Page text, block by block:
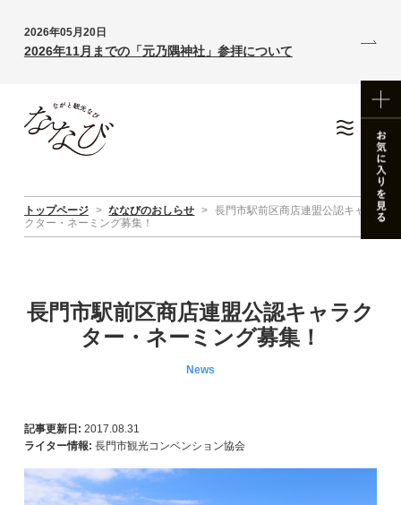
2026年05月20日
2026年11月までの「元乃隅神社」参拝について
トップページ > ななびのおしらせ > 長門市駅前区商店連盟公認キャラ
クター・ネーミング募集！
長門市駅前区商店連盟公認キャラク
ター・ネーミング募集！
News
記事更新日: 2017.08.31
ライター情報: 長門市観光コンベンション協会